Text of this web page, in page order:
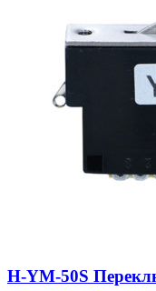
H-YM-50S